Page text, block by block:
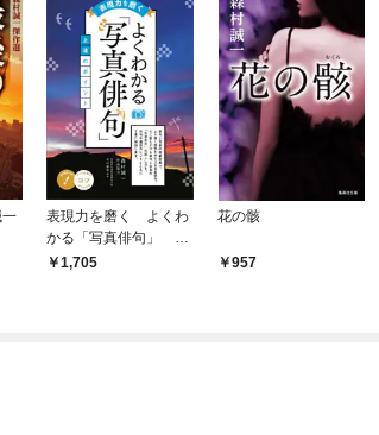
表現力を磨く よくわ
かる「写真俳句」 上
達のポイント
1,705
花の骸
957